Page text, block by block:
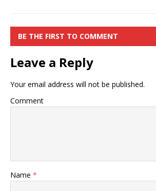
BE THE FIRST TO COMMENT
Leave a Reply
Your email address will not be published.
Comment
Name *